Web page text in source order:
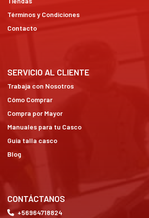
Términos y Condiciones
Contacto
SERVICIO AL CLIENTE
Trabaja con Nosotros
Cómo Comprar
Compra por Mayor
Manuales para tu Casco
Guía talla casco
Blog
CONTÁCTANOS
+56964718824